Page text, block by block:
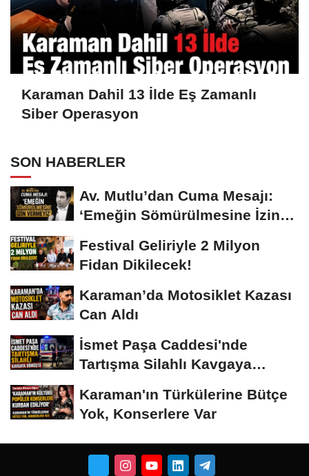
Karaman Dahil 13 İlde Eş Zamanlı
Siber Operasyon
SON HABERLER
Av. Mutlu’dan Cuma Mesajı:
‘Emeğin Sömürülmesine İzin
Festival Geliriyle 2 Milyon
Fidan Dikilecek!
Karaman’da Motosiklet Kazası
Can Aldı
İsmet Paşa Caddesi'nde
Tartışma Silahlı Kavgaya
Karaman'ın Türkülerine Bütçe
Yok, Konserlere Var